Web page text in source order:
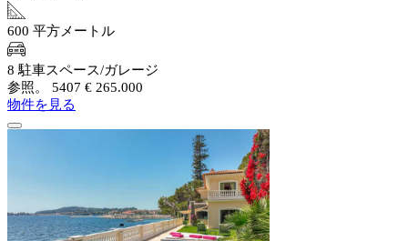
600 平方メートル
8 駐車スペース/ガレージ
参照。 5407 € 265.000
物件を見る